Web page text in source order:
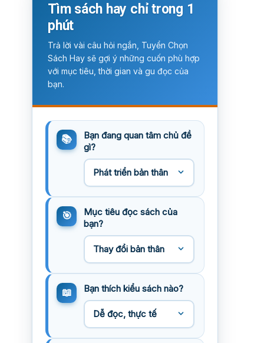
Tìm sách hay chỉ trong 1
phút
Trả lời vài câu hỏi ngắn, Tuyển Chọn
Sách Hay sẽ gợi ý những cuốn phù hợp
với mục tiêu, thời gian và gu đọc của
bạn.
Bạn đang quan tâm chủ đề
gì?
Mục tiêu đọc sách của
bạn?
Bạn thích kiểu sách nào?